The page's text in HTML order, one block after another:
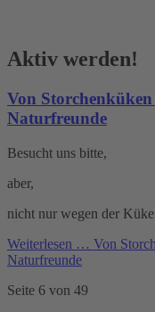
Aktiv werden!
Von
Naturfreunde
Besucht uns bitte,
aber,
nicht nur wegen der
Weiterlesen … Von
Naturfreunde
Seite 6 von 49